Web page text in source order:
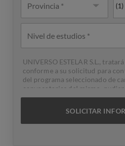
Provincia * (1)
estudios
UNIVERSO ESTELAR S.L.,
conforme a su solicitud para
del programa seleccionado de
convocatorias del mismo,
usted a través de medios
correo electrónico) y por
eliminados una vez facilitada
transcurridas las citadas